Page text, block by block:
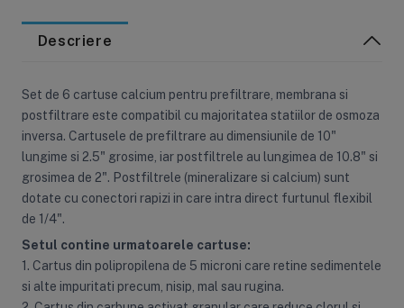
Descriere
Set de 6 cartuse calcium pentru prefiltrare, membrana si
postfiltrare este compatibil cu majoritatea statiilor de osmoza
inversa. Cartusele de prefiltrare au dimensiunile de 10"
lungime si 2.5" grosime, iar postfiltrele au lungimea de 10.8" si
grosimea de 2". Postfiltrele (mineralizare si calcium) sunt
dotate cu conectori rapizi in care intra direct furtunul flexibil
de 1/4".
Setul contine urmatoarele cartuse:
1. Cartus din polipropilena de 5 microni care retine sedimentele
si alte impuritati precum, nisip, mal sau rugina.